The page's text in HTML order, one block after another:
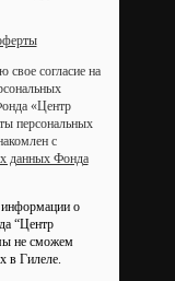
согласие на
«Центр
персональных
с
данных Фонда
информации о
“Центр
не сможем
в Гилеле.